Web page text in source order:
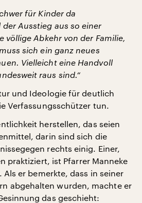
für Kinder da
Ausstieg aus so einer
völlige Abkehr von der Familie,
sich ein ganz neues
Vielleicht eine Handvoll
raus sind.“
und Ideologie für deutlich
Verfassungsschützer tun.
herstellen, das seien
darin sind sich die
rechts einig. Einer,
praktiziert, ist Pfarrer Manneke
Als er bemerkte, dass in seiner
abgehalten wurden, machte er
das geschieht: